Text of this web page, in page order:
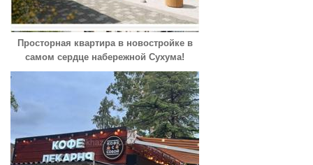
Просторная квартира в новостройке в
самом сердце набережной Сухума!